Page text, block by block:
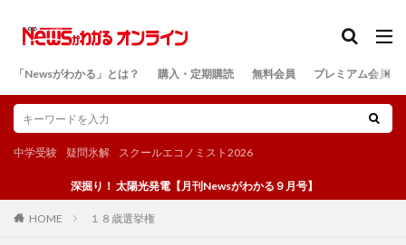
「Newsがわかる」とは？ 購入・定期購読 無料会員 プレミアム会員
中学受験 疑問氷解 スクールエコノミスト2026
深掘り！ 太陽光発電【月刊Newsがわかる９月号】
HOME １８歳選挙権
検索